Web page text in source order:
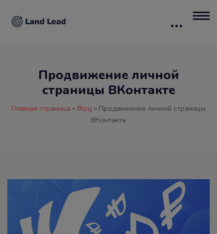
Продвижение личной
страницы ВКонтакте
Главная страница » Blog » Продвижение личной страницы
ВКонтакте